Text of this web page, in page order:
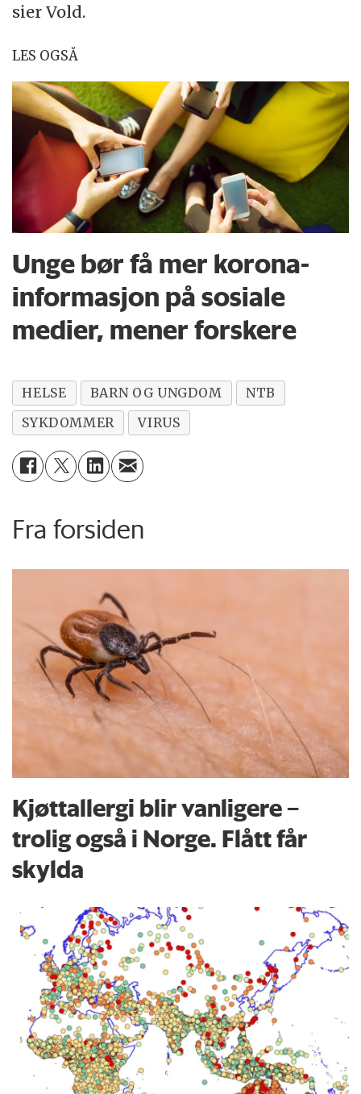
sier Vold.
LES OGSÅ
Unge bør få mer korona-
informasjon på sosiale
medier, mener forskere
HELSE BARN OG UNGDOM
NTB
SYKDOMMER
VIRUS
Fra forsiden
Kjøttallergi blir vanligere –
trolig også i Norge. Flått får
skylda